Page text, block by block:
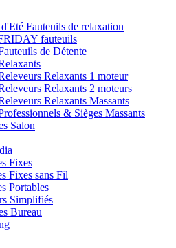
Fauteuils de relaxation
fauteuils
de Détente
Relaxants 1 moteur
Relaxants 2 moteurs
Relaxants Massants
& Sièges Massants
Salon
Fixes
Fixes sans Fil
Portables
Simplifiés
Bureau